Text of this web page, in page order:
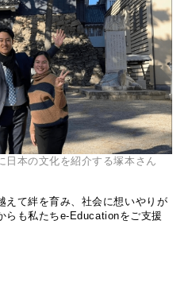
本の文化を紹介する塚本さん
えて絆を育み、社会に想いやりが
らも私たちe-Educationをご支援